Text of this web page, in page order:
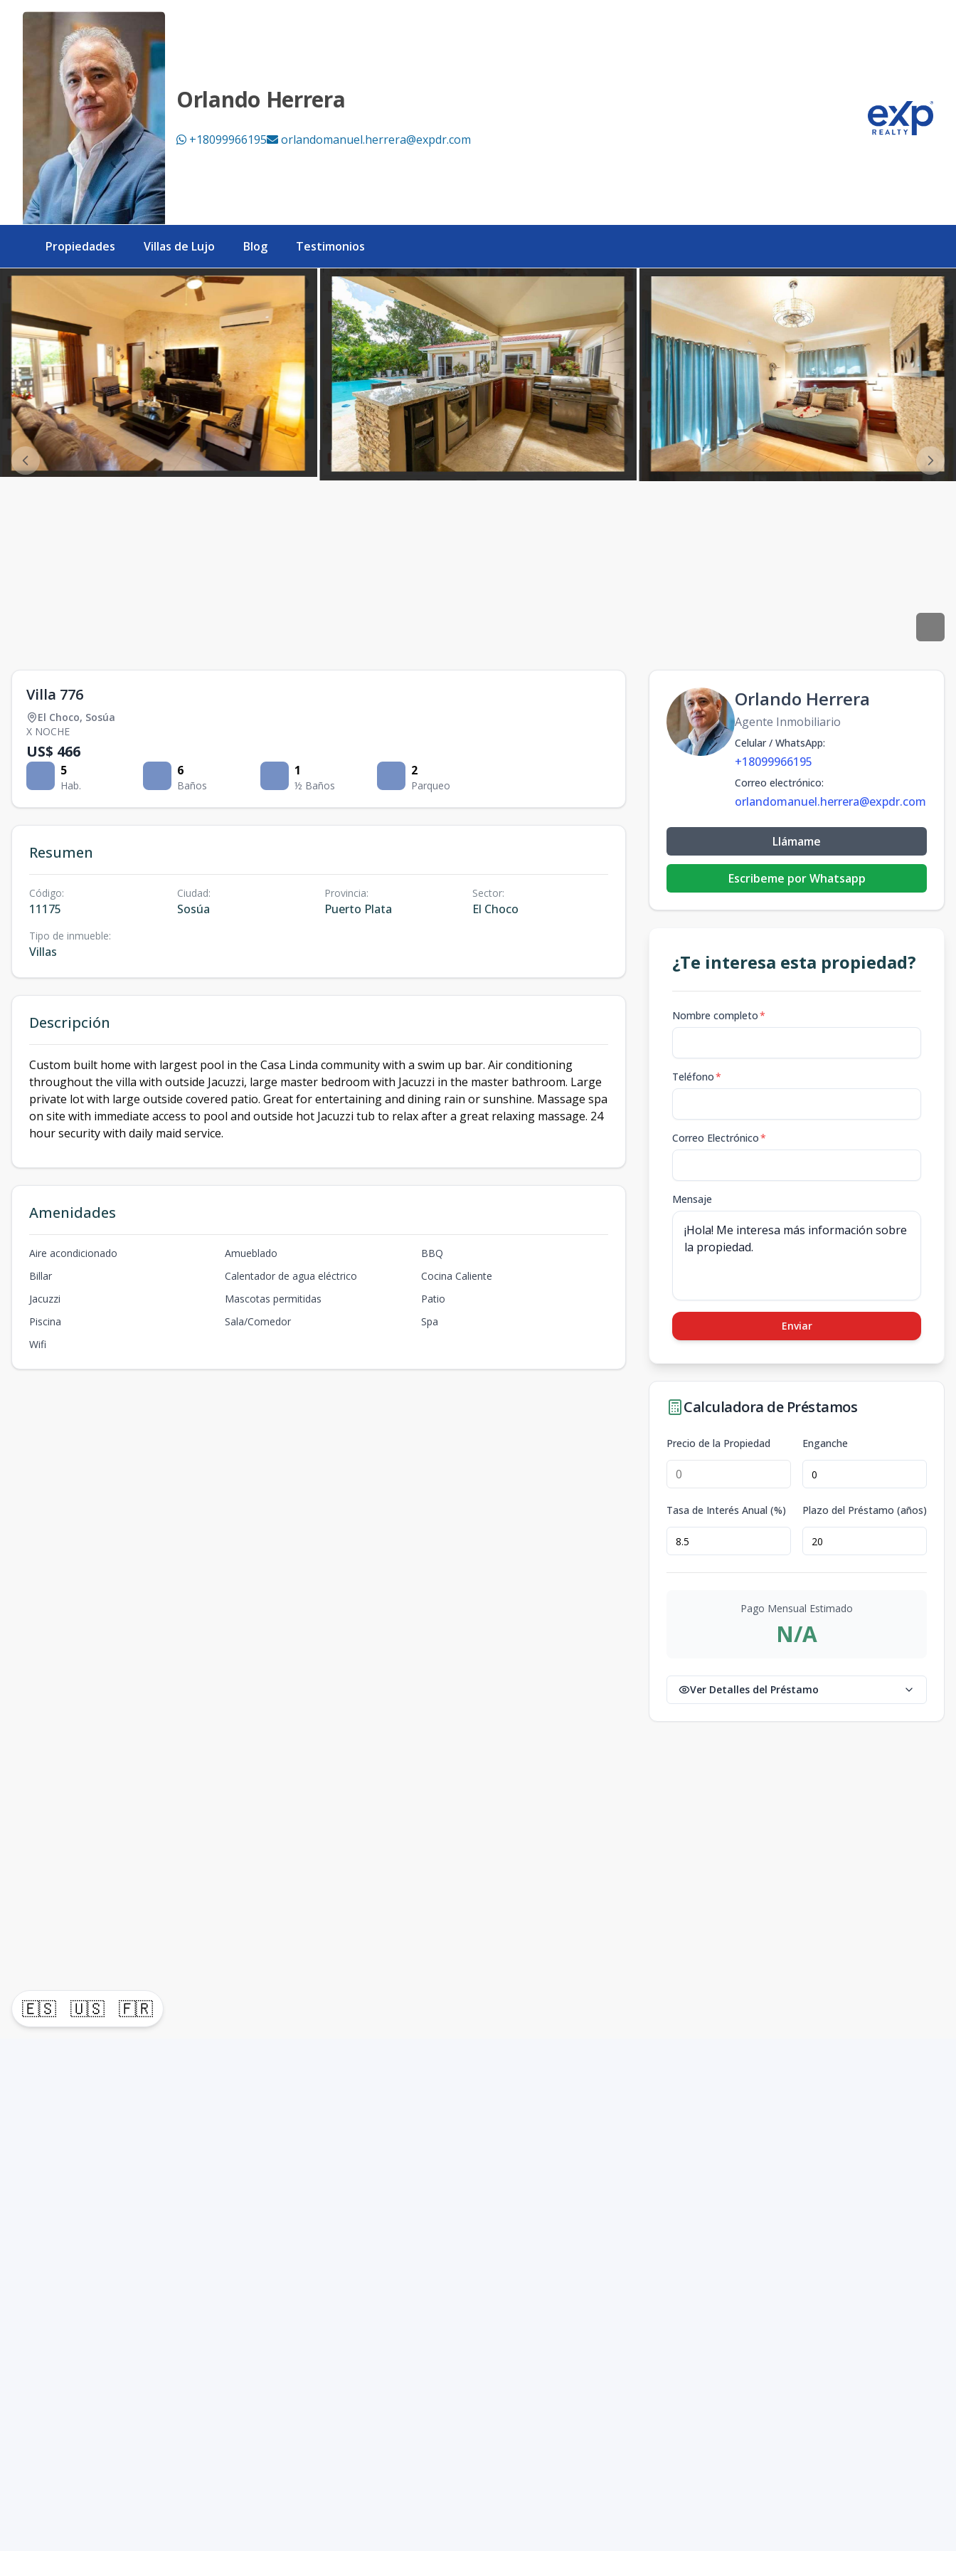
🇪🇸 🇺🇸 🇫🇷
Orlando Herrera
+18099966195 orlandomanuel.herrera@expdr.com
Propiedades Villas de Lujo Blog Testimonios
Villa 776
El Choco, Sosúa
X NOCHE
US$ 466
5
Hab.
6
Baños
1
½ Baños
2
Parqueo
Resumen
Código:
11175
Ciudad:
Sosúa
Provincia:
Puerto Plata
Sector:
El Choco
Tipo de inmueble:
Villas
Descripción
Custom built home with largest pool in the Casa Linda community with a swim up bar. Air conditioning
throughout the villa with outside Jacuzzi, large master bedroom with Jacuzzi in the master bathroom. Large
private lot with large outside covered patio. Great for entertaining and dining rain or sunshine. Massage spa
on site with immediate access to pool and outside hot Jacuzzi tub to relax after a great relaxing massage. 24
hour security with daily maid service.
Amenidades
Aire acondicionado Amueblado
BBQ
Billar
Calentador de agua eléctrico
Cocina Caliente
Jacuzzi
Mascotas permitidas
Patio
Piscina
Sala/Comedor
Spa
Wifi
Orlando Herrera
Agente Inmobiliario
Celular / WhatsApp:
+18099966195
Correo electrónico:
orlandomanuel.herrera@expdr.com
Llámame
Escribeme por Whatsapp
¿Te interesa esta propiedad?
Nombre completo*
Teléfono*
Correo Electrónico*
Mensaje
Enviar
Calculadora de Préstamos
Precio de la Propiedad Enganche
Tasa de Interés Anual (%) Plazo del Préstamo (años)
Pago Mensual Estimado
N/A
Ver Detalles del Préstamo
Villa 776 - eXp Realty República Dominicana